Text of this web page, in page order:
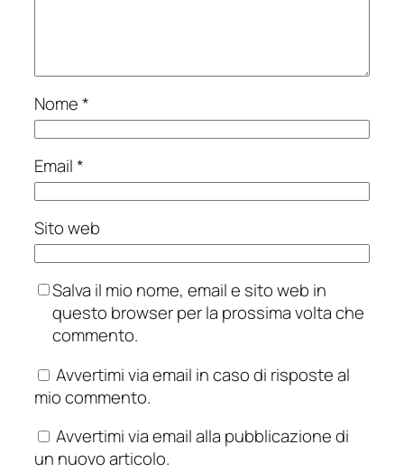
Nome*
Email*
Sito web
Salva il mio nome, email e sito web in
questo browser per la prossima volta che
commento.
Avvertimi via email in caso di risposte al
mio commento.
Avvertimi via email alla pubblicazione di
un nuovo articolo.